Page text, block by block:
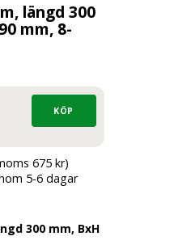
längd 300
mm, 8-
675 kr)
5-6 dagar
300 mm, BxH